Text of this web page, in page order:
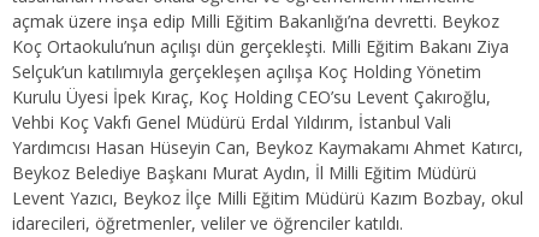
açmak üzere inşa edip Milli Eğitim Bakanlığı’na devretti. Beykoz
Koç Ortaokulu’nun açılışı dün gerçekleşti. Milli Eğitim Bakanı Ziya
Selçuk’un katılımıyla gerçekleşen açılışa Koç Holding Yönetim
Kurulu Üyesi İpek Kıraç, Koç Holding CEO’su Levent Çakıroğlu,
Vehbi Koç Vakfı Genel Müdürü Erdal Yıldırım, İstanbul Vali
Yardımcısı Hasan Hüseyin Can, Beykoz Kaymakamı Ahmet Katırcı,
Beykoz Belediye Başkanı Murat Aydın, İl Milli Eğitim Müdürü
Levent Yazıcı, Beykoz İlçe Milli Eğitim Müdürü Kazım Bozbay, okul
idarecileri, öğretmenler, veliler ve öğrenciler katıldı.